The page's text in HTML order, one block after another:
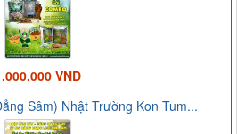
VND
Sâm) Nhật Trường Kon Tum...